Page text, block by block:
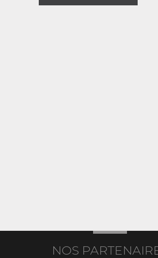
NOS